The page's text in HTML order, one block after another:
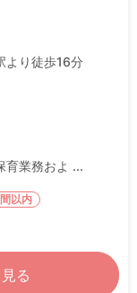
より徒歩16分
育業務およ ...
以内
る